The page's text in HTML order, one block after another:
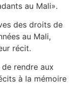
au Mali».
des droits de
au Mali,
récit.
rendre aux
à la mémoire